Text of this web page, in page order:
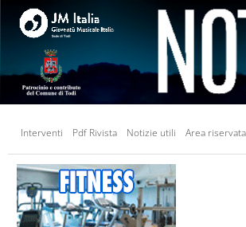
Interventi Pdf Rivista Notizie utili Area riservata